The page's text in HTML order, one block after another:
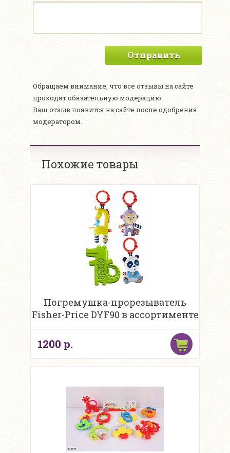
Отправить
Обращаем внимание, что все отзывы на сайте
проходят обязательную модерацию.
Ваш отзыв появится на сайте после одобрения
модератором.
Похожие товары
Погремушка-прорезыватель
Fisher-Price DYF90 в ассортименте
1200 р.